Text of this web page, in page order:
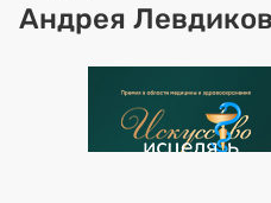
Искусство
Андрея